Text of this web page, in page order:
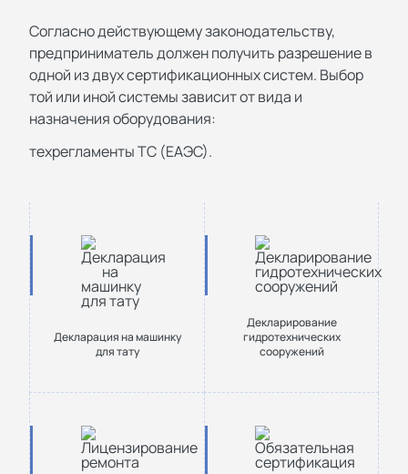
Согласно действующему законодательству,
предприниматель должен получить разрешение в
одной из двух сертификационных систем. Выбор
той или иной системы зависит от вида и
назначения оборудования:
техрегламенты ТС (ЕАЭС).
Декларация на машинку
для тату
Декларирование
гидротехнических
сооружений